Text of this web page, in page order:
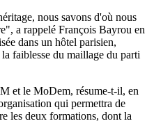
nous savons d'où nous
a rappelé François Bayrou en
dans un hôtel parisien,
faiblesse du maillage du parti
et le MoDem, résume-t-il, en
qui permettra de
les deux formations, dont la